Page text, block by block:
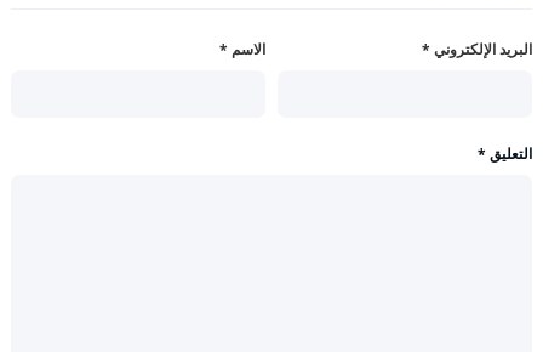
الاسم * البريد الإلكتروني *
التعليق *